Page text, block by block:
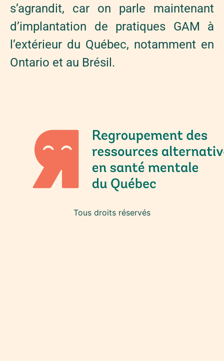
s’agrandit, car on parle maintenant
d’implantation de pratiques GAM à
l’extérieur du Québec, notamment en
Ontario et au Brésil.
Tous droits réservés